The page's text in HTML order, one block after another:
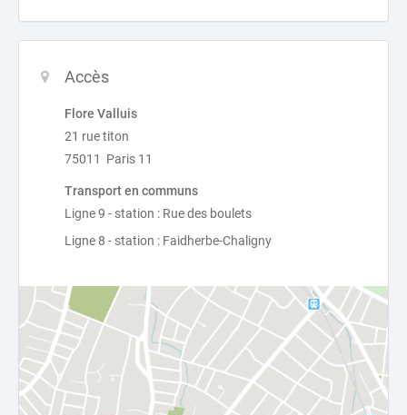
Accès
Flore Valluis
21 rue titon
75011 Paris 11
Transport en communs
Ligne 9 - station : Rue des boulets
Ligne 8 - station : Faidherbe-Chaligny